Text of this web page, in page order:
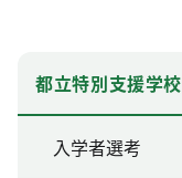
都立特別支援学校
入学者選考